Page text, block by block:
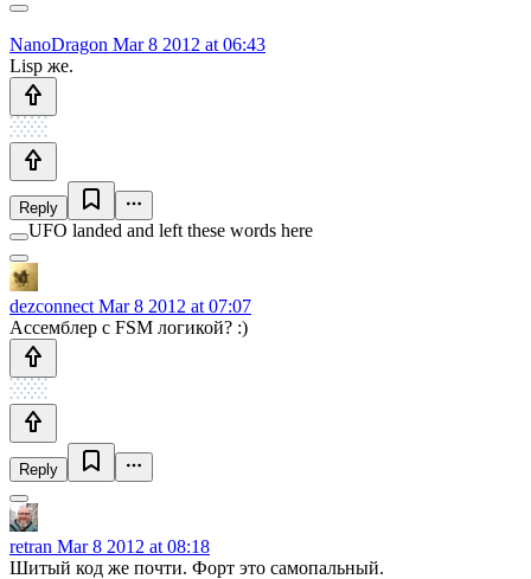
NanoDragon Mar 8 2012 at 06:43
Lisp же.
Reply
UFO landed and left these words here
dezconnect Mar 8 2012 at 07:07
Ассемблер с FSM логикой? :)
Reply
retran Mar 8 2012 at 08:18
Шитый код же почти. Форт это самопальный.